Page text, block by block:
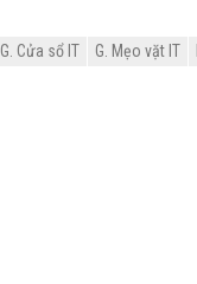
G. Cửa sổ IT G. Mẹo vặt IT